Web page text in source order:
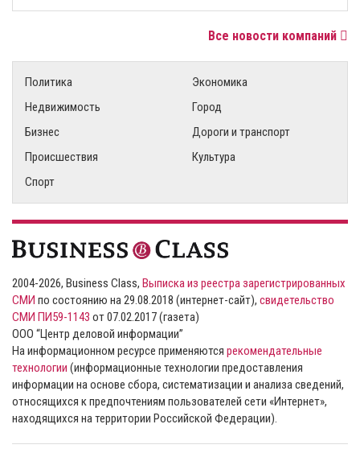
Все новости компаний
Политика
Экономика
Недвижимость
Город
Бизнес
Дороги и транспорт
Происшествия
Культура
Спорт
2004-2026, Business Class, Выписка из реестра зарегистрированных
СМИ по состоянию на 29.08.2018 (интернет-сайт), свидетельство
СМИ ПИ59-1143 от 07.02.2017 (газета)
ООО “Центр деловой информации”
На информационном ресурсе применяются рекомендательные
технологии (информационные технологии предоставления
информации на основе сбора, систематизации и анализа сведений,
относящихся к предпочтениям пользователей сети «Интернет»,
находящихся на территории Российской Федерации).